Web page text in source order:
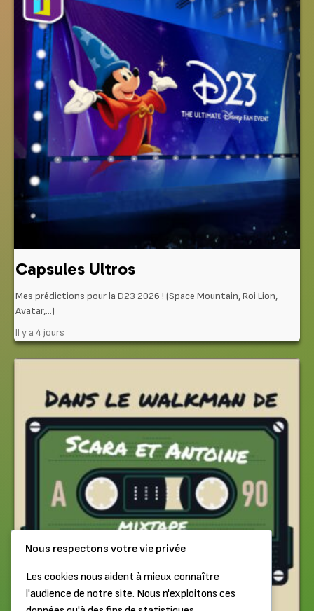
Capsules Ultros
Mes prédictions pour la D23 2026 ! (Space Mountain, Roi Lion,
Avatar,…)
Il y a 4 jours
Nous respectons votre vie privée
Les cookies nous aident à mieux connaître
l'audience de notre site. Nous n'exploitons ces